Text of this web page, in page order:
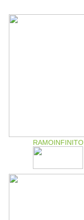
RAMOINFINITO